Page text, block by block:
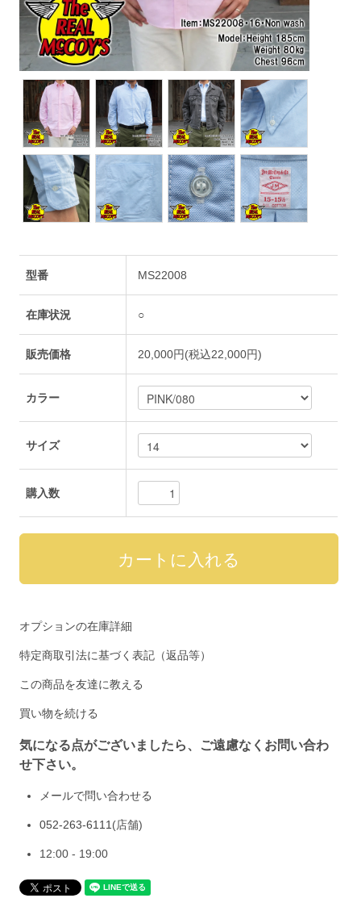
型番 MS22008
在庫状況 ○
販売価格 20,000円(税込22,000円)
カラー
サイズ
購入数
オプションの在庫詳細
特定商取引法に基づく表記（返品等）
この商品を友達に教える
買い物を続ける
気になる点がございましたら、ご遠慮なくお問い合わ
せ下さい。
メールで問い合わせる
052-263-6111 (店舗)
12:00 - 19:00